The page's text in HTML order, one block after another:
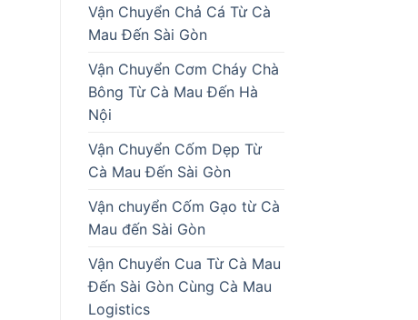
Vận Chuyển Chả Cá Từ Cà
Mau Đến Sài Gòn
Vận Chuyển Cơm Cháy Chà
Bông Từ Cà Mau Đến Hà
Nội
Vận Chuyển Cốm Dẹp Từ
Cà Mau Đến Sài Gòn
Vận chuyển Cốm Gạo từ Cà
Mau đến Sài Gòn
Vận Chuyển Cua Từ Cà Mau
Đến Sài Gòn Cùng Cà Mau
Logistics